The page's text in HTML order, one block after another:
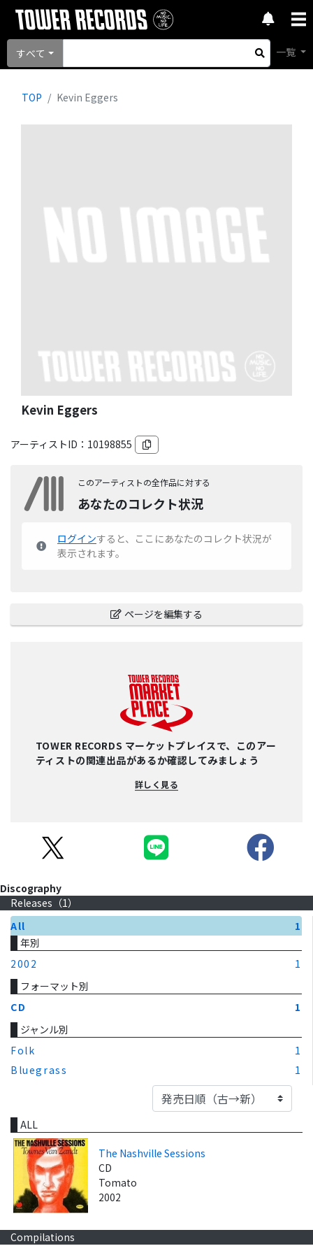
すべて 一覧
TOP Kevin Eggers
Kevin Eggers
アーティストID： 10198855
このアーティストの全作品に対する
あなたのコレクト状況
ログインすると、ここにあなたのコレクト状況が
表示されます。
ページを編集する
TOWER RECORDS マーケットプレイスで、このアー
ティストの関連出品があるか確認してみましょう
詳しく見る
Discography
Releases（1）
All
1
年別
2002
1
フォーマット別
CD
1
ジャンル別
Folk
1
Bluegrass
1
ALL
The Nashville Sessions
CD
Tomato
2002
Compilations